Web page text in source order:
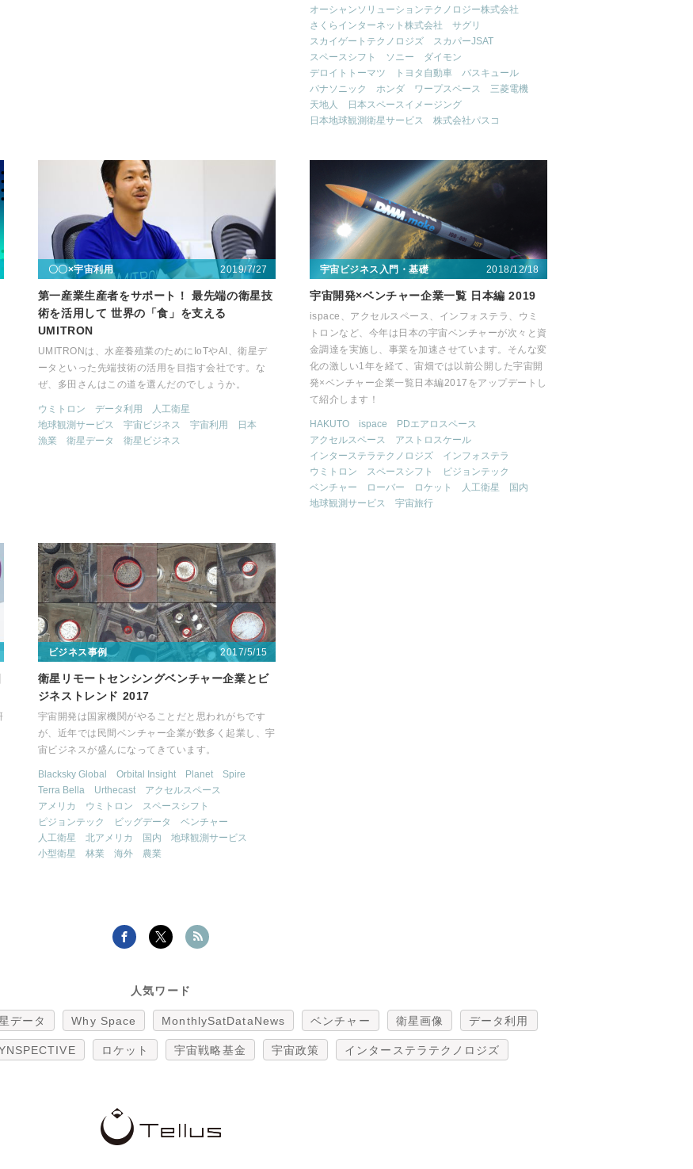
オーシャンソリューションテクノロジー株式会社
さくらインターネット株式会社
サグリ
スカイゲートテクノロジズ
スカパーJSAT
スペースシフト
ソニー
ダイモン
デロイトトーマツ
トヨタ自動車
バスキュール
パナソニック
ホンダ ワープスペース
三菱電機
天地人
日本スペースイメージング
日本地球観測衛星サービス
株式会社パスコ
〇〇×宇宙利用 2019/7/27
第一産業生産者をサポート！ 最先端の衛星技
術を活用して 世界の「食」を支える
UMITRON
UMITRONは、水産養殖業のためにIoTやAI、衛星デ
ータといった先端技術の活用を目指す会社です。な
ぜ、多田さんはこの道を選んだのでしょうか。
ウミトロン データ利用
人工衛星
地球観測サービス
宇宙ビジネス 宇宙利用
日本
漁業
衛星データ 衛星ビジネス
宇宙ビジネス入門・基礎 2018/12/18
宇宙開発×ベンチャー企業一覧 日本編 2019
ispace、アクセルスペース、インフォステラ、ウミ
トロンなど、今年は日本の宇宙ベンチャーが次々と資
金調達を実施し、事業を加速させています。そんな変
化の激しい1年を経て、宙畑では以前公開した宇宙開
発×ベンチャー企業一覧日本編2017をアップデートし
て紹介します！
HAKUTO ispace
PDエアロスペース
アクセルスペース
アストロスケール
インターステラテクノロジズ
インフォステラ
ウミトロン
スペースシフト
ピジョンテック
ベンチャー
ローバー ロケット 人工衛星
国内
地球観測サービス
宇宙旅行
ビジネス事例 2017/5/15
衛星リモートセンシングベンチャー企業とビ
ジネストレンド 2017
宇宙開発は国家機関がやることだと思われがちです
が、近年では民間ベンチャー企業が数多く起業し、宇
宙ビジネスが盛んになってきています。
Blacksky Global Orbital Insight Planet
Spire
Terra Bella
Urthecast
アクセルスペース
アメリカ
ウミトロン
スペースシフト
ピジョンテック
ビッグデータ
ベンチャー
人工衛星
北アメリカ 国内
地球観測サービス
小型衛星
林業 海外 農業
人気ワード
データ Why Space MonthlySatDataNews ベンチャー 衛星画像 データ利用
ロケット 宇宙戦略基金 宇宙政策 インターステラテクノロジズ